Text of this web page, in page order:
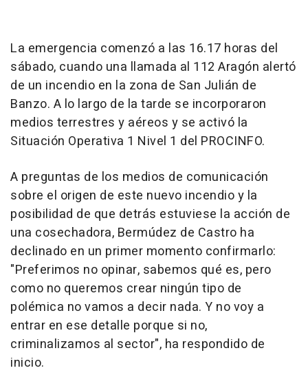
La emergencia comenzó a las 16.17 horas del
sábado, cuando una llamada al 112 Aragón alertó
de un incendio en la zona de San Julián de
Banzo. A lo largo de la tarde se incorporaron
medios terrestres y aéreos y se activó la
Situación Operativa 1 Nivel 1 del PROCINFO.
A preguntas de los medios de comunicación
sobre el origen de este nuevo incendio y la
posibilidad de que detrás estuviese la acción de
una cosechadora, Bermúdez de Castro ha
declinado en un primer momento confirmarlo:
"Preferimos no opinar, sabemos qué es, pero
como no queremos crear ningún tipo de
polémica no vamos a decir nada. Y no voy a
entrar en ese detalle porque si no,
criminalizamos al sector", ha respondido de
inicio.